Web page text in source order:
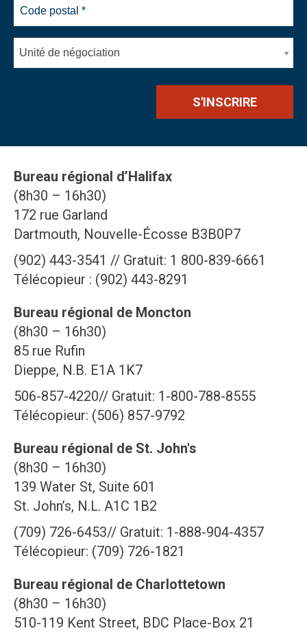
Unité de négociation
Bureau régional d’Halifax
(8h30 – 16h30)
172 rue Garland
Dartmouth, Nouvelle-Écosse B3B0P7
(902) 443-3541 // Gratuit: 1 800-839-6661
Télécopieur : (902) 443-8291
Bureau régional de Moncton
(8h30 – 16h30)
85 rue Rufin
Dieppe, N.B. E1A 1K7
506-857-4220// Gratuit: 1-800-788-8555
Télécopieur: (506) 857-9792
Bureau régional de St. John's
(8h30 – 16h30)
139 Water St, Suite 601
St. John’s, N.L. A1C 1B2
(709) 726-6453// Gratuit: 1-888-904-4357
Télécopieur: (709) 726-1821
Bureau régional de Charlottetown
(8h30 – 16h30)
510-119 Kent Street, BDC Place-Box 21